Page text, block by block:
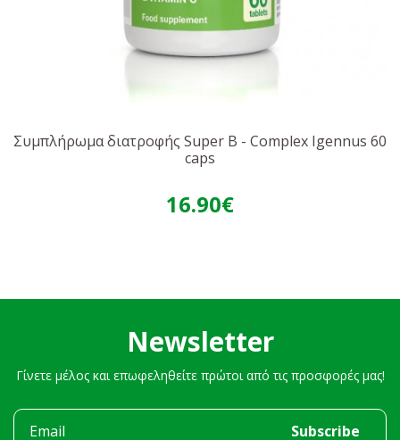
Συμπλήρωμα διατροφής Super B - Complex Igennus 60
caps
16.90€
Newsletter
Γίνετε μέλος και επωφεληθείτε πρώτοι από τις προσφορές μας!